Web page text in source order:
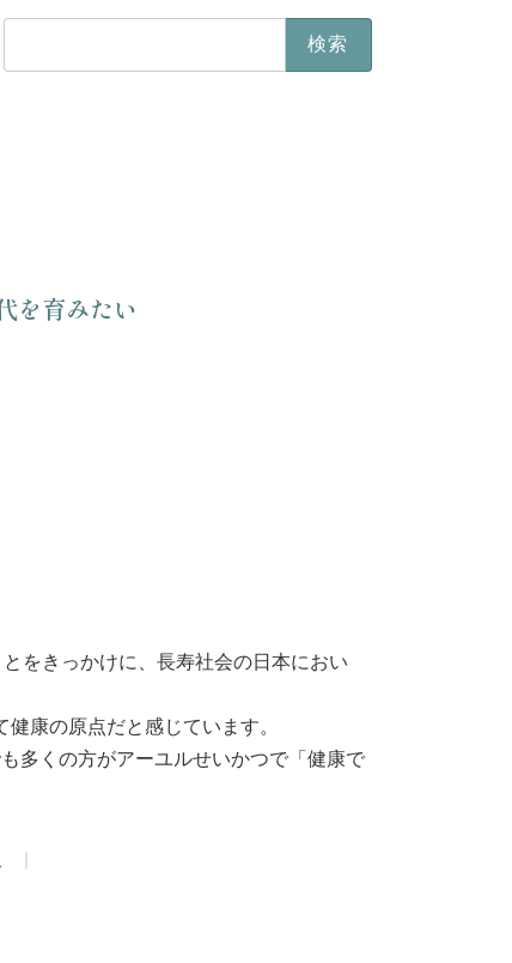
を育みたい
をきっかけに、長寿社会の日本におい
康の原点だと感じています。
多くの方がアーユルせいかつで「健康で